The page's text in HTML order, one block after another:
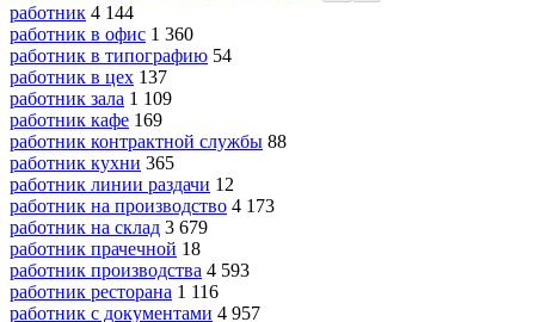
работник 4 144
работник в офис 1 360
работник в типографию 54
работник в цех 137
работник зала 1 109
работник кафе 169
работник контрактной службы 88
работник кухни 365
работник линии раздачи 12
работник на производство 4 173
работник на склад 3 679
работник прачечной 18
работник производства 4 593
работник ресторана 1 116
работник с документами 4 957